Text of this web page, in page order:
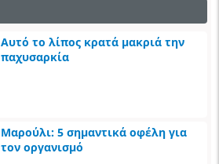
Αυτό το λίπος κρατά μακριά την
παχυσαρκία
Μαρούλι: 5 σημαντικά οφέλη για
τον οργανισμό